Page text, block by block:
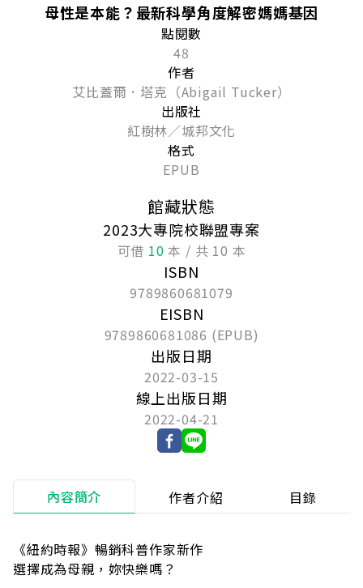
母性是本能？最新科學角度解密媽媽基因
點閱數
48
作者
艾比蓋爾．塔克（Abigail Tucker）
出版社
紅樹林／城邦文化
格式
EPUB
館藏狀態
2023大專院校聯盟專案
可借 10 本 / 共 10 本
ISBN
9789860681079
EISBN
9789860681086 (EPUB)
出版日期
2022-03-15
線上出版日期
2022-04-21
內容簡介 作者介紹 目錄
《紐約時報》暢銷科普作家新作
選擇成為母親，妳快樂嗎？